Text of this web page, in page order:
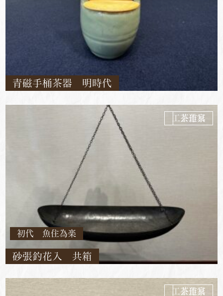
青磁手桶茶器 明時代
工芸作家
茶道具
初代 魚住為楽
砂張釣花入 共箱
工芸作家
茶道具